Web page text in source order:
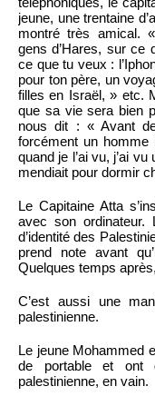
jeune, une trentaine
montré très amical.
gens d’Hares, sur ce
ce que tu veux :
pour ton père, un
filles en Israël, » etc.
que sa vie sera bien
nous dit : « Avant
forcément un homme
quand je l’ai vu, j’ai
mendiait pour dormir
Le Capitaine Atta
avec son ordinateur.
d’identité des
prend note avant
Quelques temps
C’est aussi une
palestinienne.
Le jeune Mohammed
de portable et ont
palestinienne, en vain.